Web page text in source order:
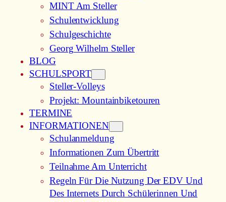
MINT Am Steller
Schulentwicklung
Schulgeschichte
Georg Wilhelm Steller
BLOG
SCHULSPORT
Steller-Volleys
Projekt: Mountainbiketouren
TERMINE
INFORMATIONEN
Schulanmeldung
Informationen Zum Übertritt
Teilnahme Am Unterricht
Regeln Für Die Nutzung Der EDV Und
Des Internets Durch Schülerinnen Und